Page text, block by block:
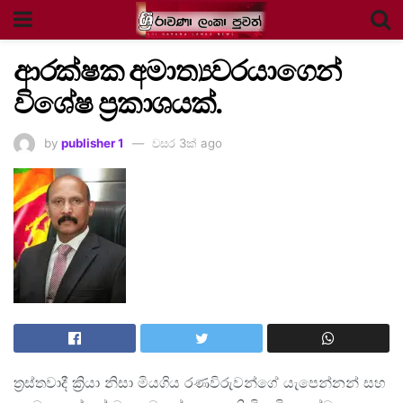
ආරක්ෂක අමාත්‍යවරයාගෙන්
විශේෂ ප්‍රකාශයක්.
by publisher 1 වසර 3ක් ago
ත්‍රස්තවාදී ක්‍රියා නිසා මියගිය රණවිරුවන්ගේ යැපෙන්නන් සහ